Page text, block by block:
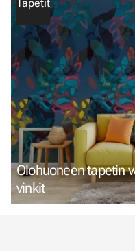
Tapetit
Olohuoneen tapetin
vinkit